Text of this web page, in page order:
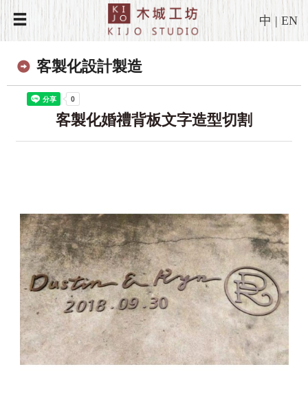
中 |EN
客製化設計製造
客製化婚禮背板文字造型切割